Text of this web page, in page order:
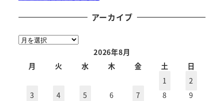
アーカイブ
ア
2026年8月
月
火 水 木 金 土
日
1
2
3
4 5 6 7 8
9